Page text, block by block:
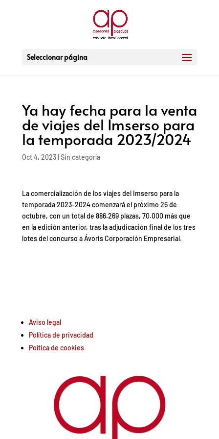
Seleccionar página
Ya hay fecha para la venta
de viajes del Imserso para
la temporada 2023/2024
Oct 4, 2023| Sin categoría
La comercialización de los viajes del Imserso para la
temporada 2023-2024 comenzará el próximo 26 de
octubre, con un total de 886.269 plazas, 70.000 más que
en la edición anterior, tras la adjudicación final de los tres
lotes del concurso a Ávoris Corporación Empresarial.
Aviso legal
Política de privacidad
Poítica de cookies